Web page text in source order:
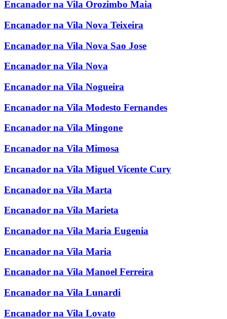
Encanador na Vila Orozimbo Maia
Encanador na Vila Nova Teixeira
Encanador na Vila Nova Sao Jose
Encanador na Vila Nova
Encanador na Vila Nogueira
Encanador na Vila Modesto Fernandes
Encanador na Vila Mingone
Encanador na Vila Mimosa
Encanador na Vila Miguel Vicente Cury
Encanador na Vila Marta
Encanador na Vila Marieta
Encanador na Vila Maria Eugenia
Encanador na Vila Maria
Encanador na Vila Manoel Ferreira
Encanador na Vila Lunardi
Encanador na Vila Lovato